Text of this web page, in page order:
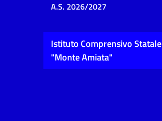
A.S. 2026/2027
Istituto Comprensivo Statale
"Monte Amiata"